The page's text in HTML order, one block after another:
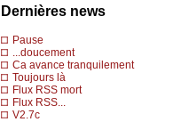
Dernières news
Pause
...doucement
Ca avance tranquilement
Toujours là
Flux RSS mort
Flux RSS...
V2.7c